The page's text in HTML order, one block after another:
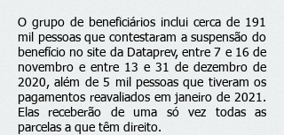
O grupo de beneficiários inclui cerca de 191
mil pessoas que contestaram a suspensão do
benefício no site da Dataprev, entre 7 e 16 de
novembro e entre 13 e 31 de dezembro de
2020, além de 5 mil pessoas que tiveram os
pagamentos reavaliados em janeiro de 2021.
Elas receberão de uma só vez todas as
parcelas a que têm direito.